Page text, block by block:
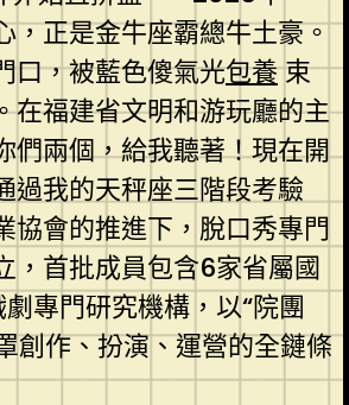
，正是金牛座霸總牛土豪。
口，被藍色傻氣光包養束
在福建省文明和游玩廳的主
們兩個，給我聽著！現在開
過我的天秤座三階段考驗
協會的推進下，脫口秀專門
，首批成員包含6家省屬國
專門研究機構，以“院團
創作、扮演、運營的全鏈條